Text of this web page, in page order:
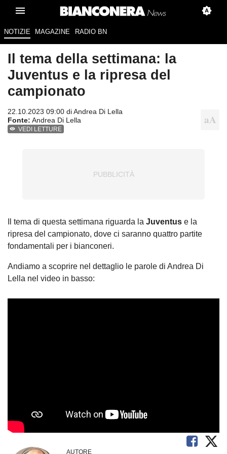
NOTIZIE MAGAZINE RADIO BN
Il tema della settimana: la
Juventus e la ripresa del
campionato
22.10.2023 09:00 diAndrea Di Lella
Fonte: Andrea Di Lella
VEDI LETTURE
Il tema di questa settimana riguarda la Juventus e la
ripresa del campionato, dove ci saranno quattro partite
fondamentali per i bianconeri.
Andiamo a scoprire nel dettaglio le parole di Andrea Di
Lella nel video in basso:
AUTORE